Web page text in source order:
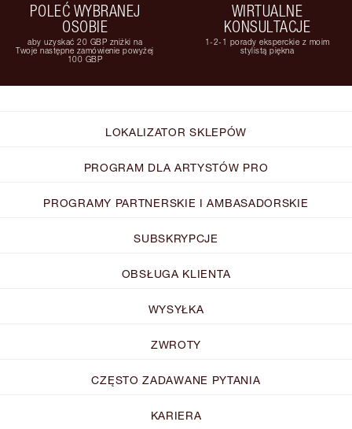
POLEĆ WYBRANEJ
OSOBIE
aby uzyskać 20 GBP zniżki na
Twoje następne zamówienie powyżej
100 GBP
WIRTUALNE
KONSULTACJE
1-2-1 porady eksperckie z moim
stylistą piękna
LOKALIZATOR SKLEPÓW
PROGRAM DLA ARTYSTÓW PRO
PROGRAMY PARTNERSKIE I AMBASADORSKIE
SUBSKRYPCJE
OBSŁUGA KLIENTA
WYSYŁKA
ZWROTY
CZĘSTO ZADAWANE PYTANIA
KARIERA